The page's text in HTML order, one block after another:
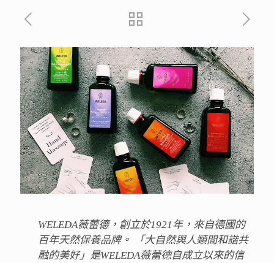
WELEDA薇蕾德，創立於1921年，來自德國的
百年天然保養品牌。 「大自然與人類間和諧共
融的美好」是WELEDA薇蕾德自成立以來的信